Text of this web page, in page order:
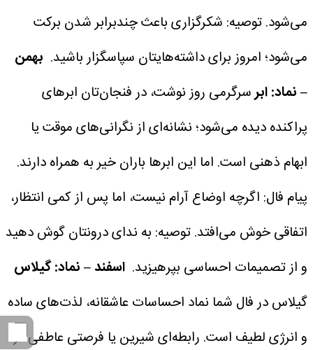
می‌شود.توصیه: شکرگزاری باعث چندبرابر شدن برکت
می‌شود؛ امروز برای داشته‌هایتان سپاسگزار باشید. بهمن
– نماد: ابرسرگرمی روز نوشت، در فنجان‌تان ابرهای
پراکنده دیده می‌شود؛ نشانه‌ای از نگرانی‌های موقت یا
ابهام ذهنی است. اما این ابرها باران خیر به همراه دارند.
پیام فال: اگرچه اوضاع آرام نیست، اما پس از کمی انتظار،
اتفاقی خوش می‌افتد.توصیه: به ندای درونتان گوش دهید
و از تصمیمات احساسی بپرهیزید. اسفند – نماد: گیلاس
گیلاس در فال شما نماد احساسات عاشقانه، لذت‌های ساده
و انرژی لطیف است. رابطه‌ای شیرین یا فرصتی عاطفی در